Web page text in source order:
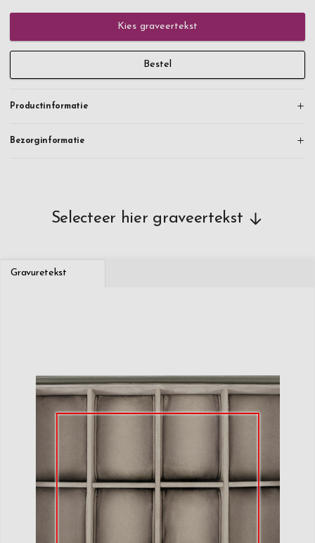
Kies graveertekst
Bestel
Productinformatie
Bezorginformatie
Selecteer hier graveertekst
Gravuretekst